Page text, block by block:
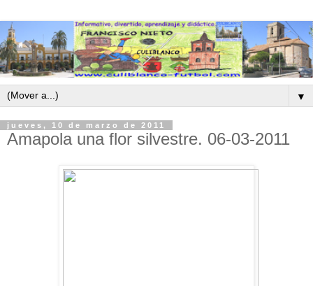
▼
jueves, 10 de marzo de 2011
Amapola una flor silvestre. 06-03-2011